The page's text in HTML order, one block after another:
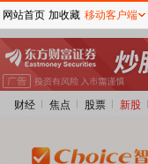
财经 焦点 股票 新股
网站首页 加收藏 移动客户端